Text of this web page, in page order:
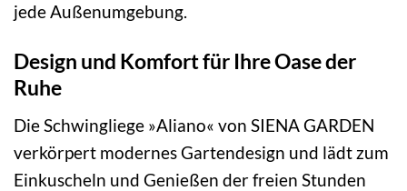
jede Außenumgebung.
Design und Komfort für Ihre Oase der
Ruhe
Die Schwingliege »Aliano« von SIENA GARDEN
verkörpert modernes Gartendesign und lädt zum
Einkuscheln und Genießen der freien Stunden